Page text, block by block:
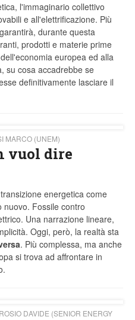
l'immaginario collettivo
e all'elettrificazione. Più
durante questa
prodotti e materie prime
europea ed alla
su cosa accadrebbe se
definitivamente lasciare il
MARCO (UNEM)
vuol dire
energetica come
nuovo. Fossile contro
Una narrazione lineare,
Oggi, però, la realtà sta
. Più complessa, ma anche
si trova ad affrontare in
DAVIDE (SENIOR ENERGY